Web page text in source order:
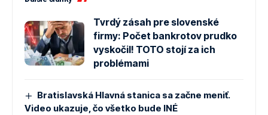
Tvrdý zásah pre slovenské
firmy: Počet bankrotov prudko
vyskočil! TOTO stojí za ich
problémami
Bratislavská Hlavná stanica sa začne meniť.
Video ukazuje, čo všetko bude INÉ